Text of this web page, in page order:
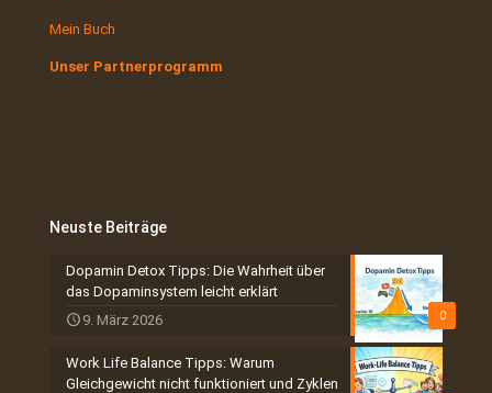
Mein Buch
Unser Partnerprogramm
Neuste Beiträge
0
Dopamin Detox Tipps: Die Wahrheit über
das Dopaminsystem leicht erklärt
9. März 2026
Work Life Balance Tipps: Warum
Gleichgewicht nicht funktioniert und Zyklen